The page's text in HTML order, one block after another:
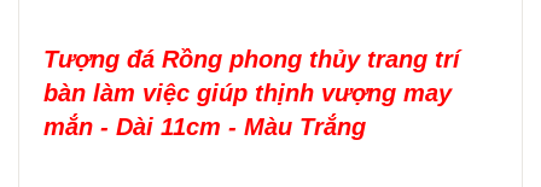
Tượng đá Rồng phong thủy trang trí
bàn làm việc giúp thịnh vượng may
mắn - Dài 11cm - Màu Trắng